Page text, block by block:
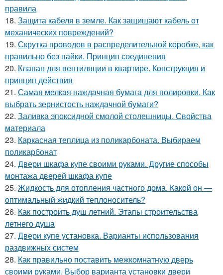
правила
18. Защита кабеля в земле. Как защищают кабель от
механических повреждений?
19. Скрутка проводов в распределительной коробке, как
правильно без пайки. Принцип соединения
20. Клапан для вентиляции в квартире. Конструкция и
принцип действия
21. Самая мелкая наждачная бумага для полировки. Как
выбрать зернистость наждачной бумаги?
22. Заливка эпоксидной смолой столешницы. Свойства
материала
23. Каркасная теплица из поликарбоната. Выбираем
поликарбонат
24. Двери шкафа купе своими руками. Другие способы
монтажа дверей шкафа купе
25. Жидкость для отопления частного дома. Какой он —
оптимальный жидкий теплоноситель?
26. Как построить душ летний. Этапы строительства
летнего душа
27. Двери купе установка. Варианты использования
раздвижных систем
28. Как правильно поставить межкомнатную дверь
своими руками. Выбор варианта установки двери